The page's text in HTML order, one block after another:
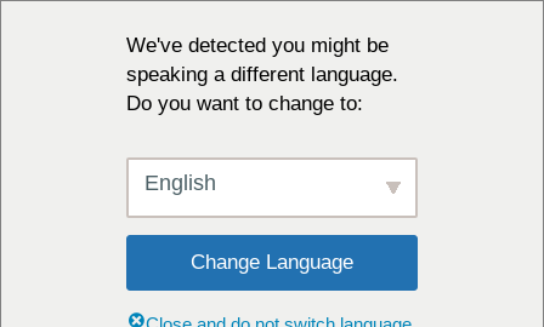
We've detected you might be
speaking a different language.
Do you want to change to:
English
Change Language